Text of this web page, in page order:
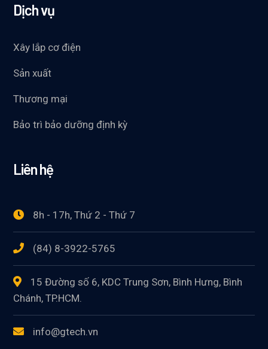
Dịch vụ
Xây lắp cơ điện
Sản xuất
Thương mại
Bảo trì bảo dưỡng định kỳ
Liên hệ
8h - 17h, Thứ 2 - Thứ 7
(84) 8-3922-5765
15 Đường số 6, KDC Trung Sơn, Bình Hưng, Bình
Chánh, TP.HCM.
info@gtech.vn